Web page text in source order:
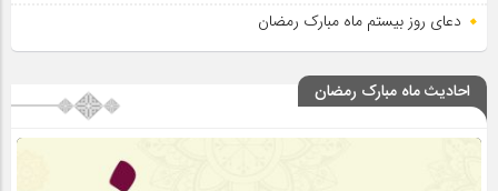
دعای روز بیستم ماه مبارک رمضان
احادیث ماه مبارک رمضان